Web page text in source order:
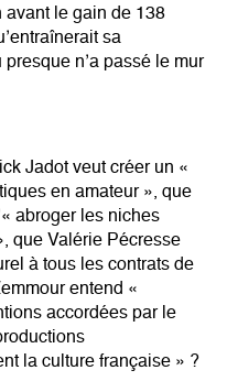
avant le gain de 138
sa
n’a passé le mur
Jadot veut créer un «
en amateur », que
abroger les niches
que Valérie Pécresse
à tous les contrats de
entend «
accordées par le
la culture française » ?